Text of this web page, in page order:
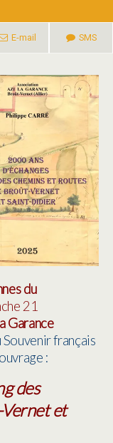
E-mail SMS
du
21
Garance
Souvenir français
:
des
et